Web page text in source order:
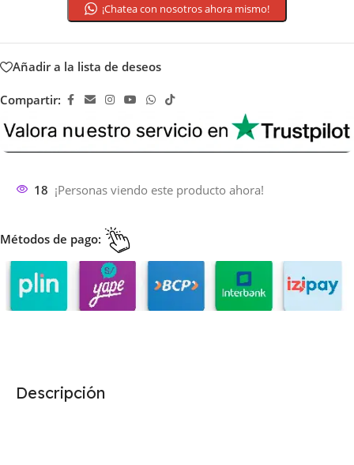
¡Chatea con nosotros ahora mismo!
Añadir a la lista de deseos
Compartir:
18 ¡Personas viendo este producto ahora!
Métodos de pago:
Descripción